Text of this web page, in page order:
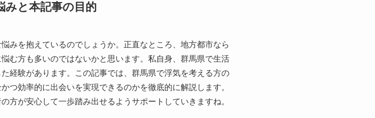
みと本記事の目的
みを抱えているのでしょうか。正直なところ、地方都市なら
む方も多いのではないかと思います。私自身、群馬県で生活
経験があります。この記事では、群馬県で浮気を考える方の
つ効率的に出会いを実現できるのかを徹底的に解説します。
方が安心して一歩踏み出せるようサポートしていきますね。